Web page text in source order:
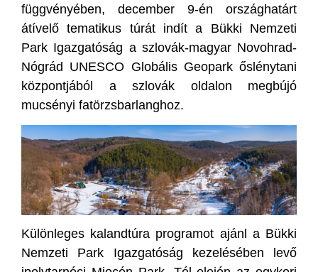
függvényében, december 9-én országhatárt
átívelő tematikus túrát indít a Bükki Nemzeti
Park Igazgatóság a szlovák-magyar Novohrad-
Nógrád UNESCO Globális Geopark őslénytani
központjából a szlovák oldalon megbújó
mucsényi fatörzsbarlanghoz.
Különleges kalandtúra programot ajánl a Bükki
Nemzeti Park Igazgatóság kezelésében levő